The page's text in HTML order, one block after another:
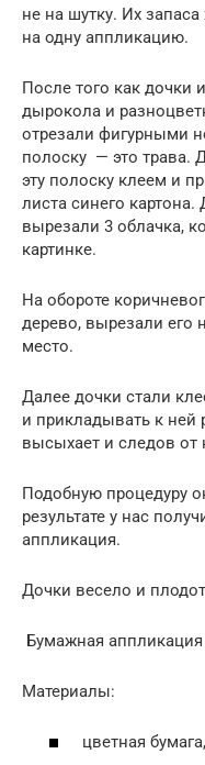
не на шутку. Их
на одну аппликацию.
После того как дочки
дырокола и
отрезали фигурными
полоску — это трава.
эту полоску клеем и
листа синего
вырезали 3 облачка,
картинке.
На обороте
дерево, вырезали
место.
Далее дочки стали
и прикладывать к ней
высыхает и следов от
Подобную процедуру
результате у нас
аппликация.
Дочки весело и
Бумажная
Материалы:
цветная бумага,